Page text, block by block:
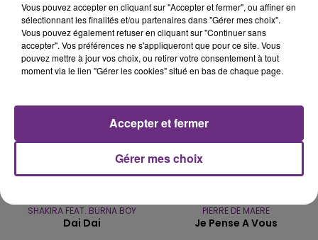
TAYLOR SWIFT
I Knew It, I Knew You
CELINE DION
On Ne Change Pas
14h02
14h02
SHAKIRA FEAT. BURNA BOY
Dai Dai
14h00
14h00
PIERRE DE MAERE
Je Pense A Vous
Vous pouvez accepter en cliquant sur "Accepter et fermer", ou affiner en
sélectionnant les finalités et/ou partenaires dans "Gérer mes choix".
Vous pouvez également refuser en cliquant sur "Continuer sans
accepter". Vos préférences ne s'appliqueront que pour ce site. Vous
pouvez mettre à jour vos choix, ou retirer votre consentement à tout
moment via le lien "Gérer les cookies" situé en bas de chaque page.
Gérer mes choix
Accepter et fermer